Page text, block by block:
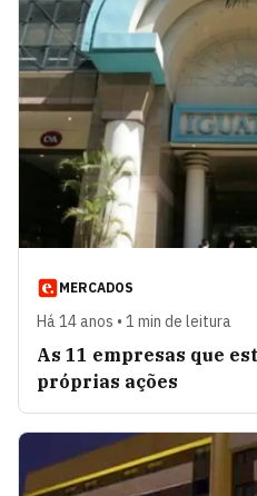
MERCADOS
Há 14 anos • 1 min de leitura
As 11 empresas que
próprias ações